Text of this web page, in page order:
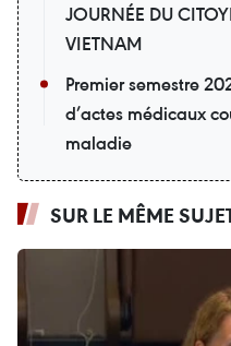
JOURNÉE DU
VIETNAM
Premier semestre
d’actes médicaux
maladie
SUR LE MÊME